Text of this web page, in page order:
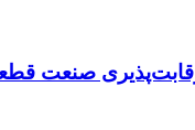
صنعت